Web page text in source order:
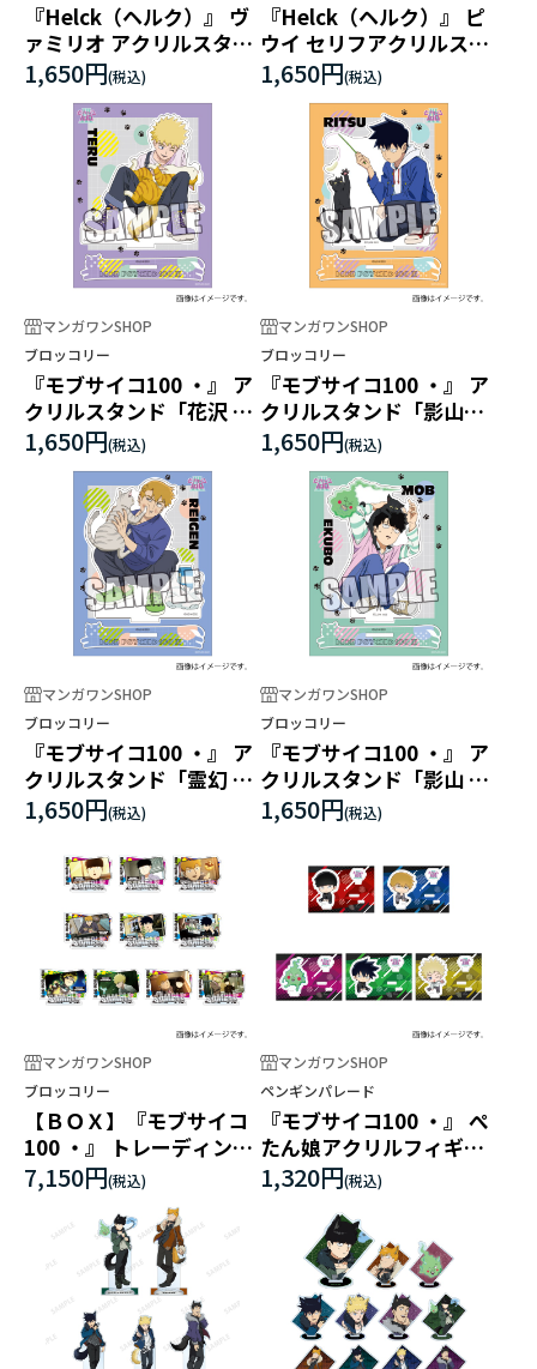
『Helck（ヘルク）』 ヴ
ァミリオ アクリルスタン
ド
1,650円
『Helck（ヘルク）』 ピ
ウイ セリフアクリルスタ
ンド
1,650円
マンガワンSHOP
ブロッコリー
『モブサイコ100 ・』 ア
クリルスタンド「花沢 輝
気」猫と仲良しVer.
1,650円
マンガワンSHOP
ブロッコリー
『モブサイコ100 ・』 ア
クリルスタンド「影山
律」猫と仲良しVer.
1,650円
マンガワンSHOP
ブロッコリー
『モブサイコ100 ・』 ア
クリルスタンド「霊幻 新
隆」猫と仲良しVer.
1,650円
マンガワンSHOP
ブロッコリー
『モブサイコ100 ・』 ア
クリルスタンド「影山 茂
夫＆エクボ」猫と仲良し
Ver.
1,650円
マンガワンSHOP
ブロッコリー
【ＢＯＸ】『モブサイコ
100 ・』 トレーディング
ミニアクリルスタンド
7,150円
マンガワンSHOP
ペンギンパレード
『モブサイコ100 ・』 ぺ
たん娘アクリルフィギュ
ア
1,320円